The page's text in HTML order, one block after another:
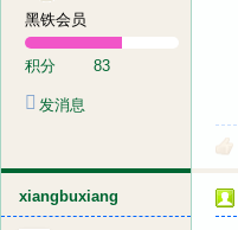
黑铁会员
积分 83
发消息
xiangbuxiang